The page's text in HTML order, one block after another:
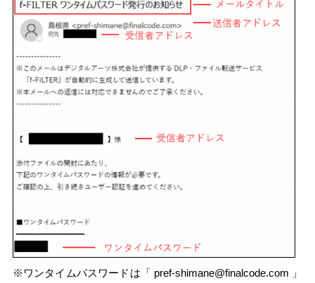
※ワンタイムパスワードは「 pref-shimane@finalcode.com
」